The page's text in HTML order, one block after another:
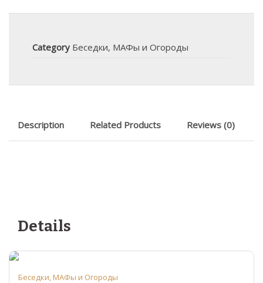
Category Беседки, МАФы и Огороды
Description Related Products Reviews (0)
Details
Беседки, МАФы и Огороды